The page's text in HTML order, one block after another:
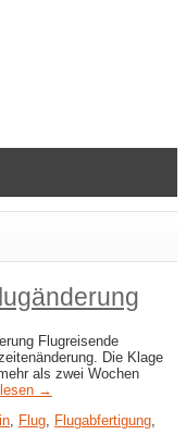
Flugreisende
Die Klage
als zwei Wochen
→
, Flug, Flugabfertigung,